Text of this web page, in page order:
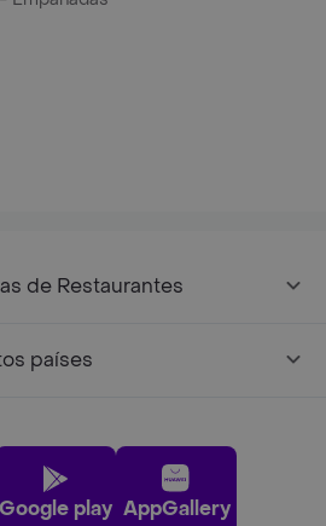
de Restaurantes
países
Google play AppGallery